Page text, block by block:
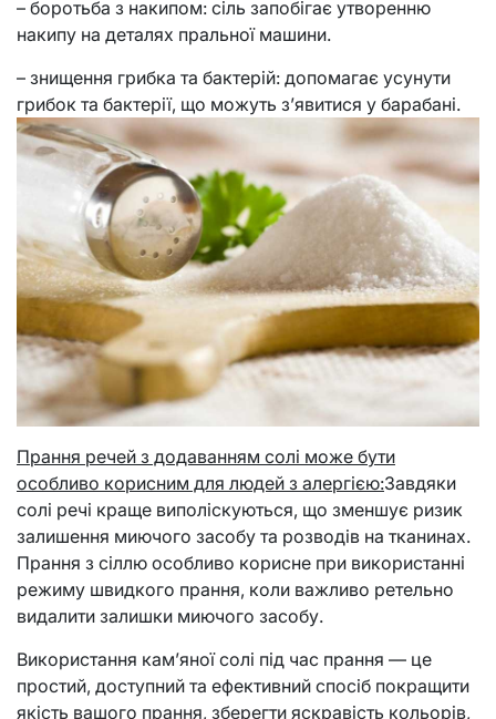
– боротьба з накипом: сіль запобігає утворенню
накипу на деталях пральної машини.
– знищення грибка та бактерій: допомагає усунути
грибок та бактерії, що можуть з’явитися у барабані.
Прання речей з додаванням солі може бути
особливо корисним для людей з алергією:Завдяки
солі речі краще виполіскуються, що зменшує ризик
залишення миючого засобу та розводів на тканинах.
Прання з сіллю особливо корисне при використанні
режиму швидкого прання, коли важливо ретельно
видалити залишки миючого засобу.
Використання кам’яної солі під час прання — це
простий, доступний та ефективний спосіб покращити
якість вашого прання, зберегти яскравість кольорів,